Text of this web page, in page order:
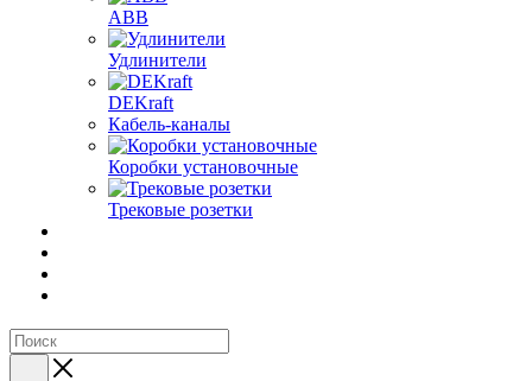
ABB
Удлинители
DEKraft
Кабель-каналы
Коробки установочные
Трековые розетки